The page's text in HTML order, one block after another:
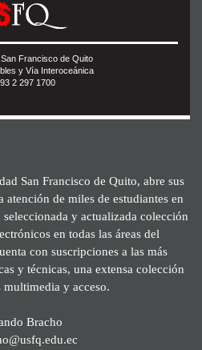
Francisco de Quito
y Vía Interoceánica
2 297 1700
San Francisco de Quito, abre sus
atención de miles de estudiantes en
y actualizada colección
en todas las áreas del
con suscripciones a las más
y técnicas, una extensa colección
multimedia y acceso.
Bracho